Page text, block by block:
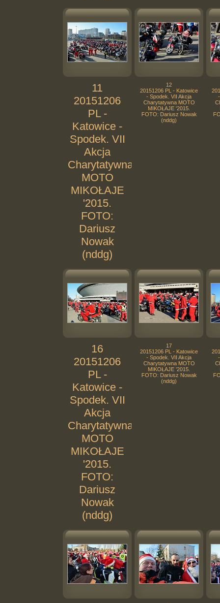
11
20151206
PL -
Katowice -
Spodek. VII
Akcja
Charytatywna
MOTO
MIKOŁAJE
'2015.
FOTO:
Dariusz
Nowak
(nddg)
12
20151206 PL - Katowice
- Spodek. VII Akcja
Charytatywna MOTO
MIKOŁAJE '2015.
FOTO: Dariusz Nowak
(nddg)
16
20151206
PL -
Katowice -
Spodek. VII
Akcja
Charytatywna
MOTO
MIKOŁAJE
'2015.
FOTO:
Dariusz
Nowak
(nddg)
17
20151206 PL - Katowice
- Spodek. VII Akcja
Charytatywna MOTO
MIKOŁAJE '2015.
FOTO: Dariusz Nowak
(nddg)